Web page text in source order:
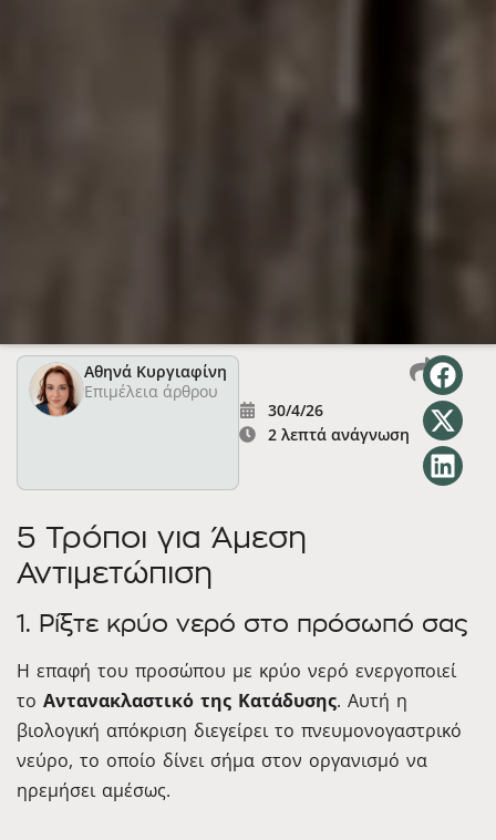
Αθηνά Κυργιαφίνη
Επιμέλεια άρθρου
30/4/26
2 λεπτά ανάγνωση
5 Τρόποι για Άμεση
Αντιμετώπιση
1. Ρίξτε κρύο νερό στο πρόσωπό σας
Η επαφή του προσώπου με κρύο νερό ενεργοποιεί
το Αντανακλαστικό της Κατάδυσης. Αυτή η
βιολογική απόκριση διεγείρει το πνευμονογαστρικό
νεύρο, το οποίο δίνει σήμα στον οργανισμό να
ηρεμήσει αμέσως.